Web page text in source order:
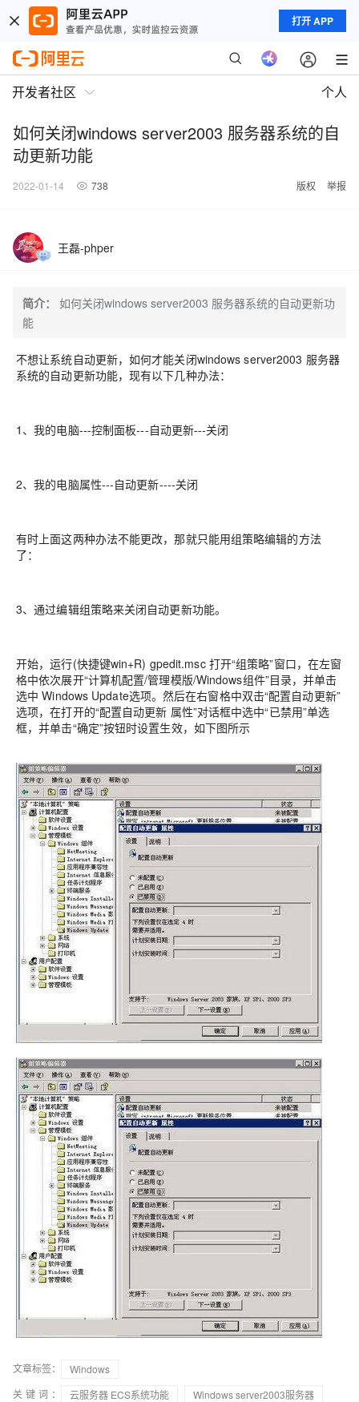
打开 APP
开发者社区 个人
如何关闭windows server2003 服务器系统的自
动更新功能
2022-01-14 738 版权 举报
王磊-phper
简介：
如何关闭windows server2003 服务器系统的自动更新功
能
不想让系统自动更新，如何才能关闭windows server2003 服务器
系统的自动更新功能，现有以下几种办法：
1、我的电脑---控制面板---自动更新---关闭
2、我的电脑属性---自动更新----关闭
有时上面这两种办法不能更改，那就只能用组策略编辑的方法
了：
3、通过编辑组策略来关闭自动更新功能。
开始，运行(快捷键win+R) gpedit.msc 打开“组策略”窗口，在左窗
格中依次展开“计算机配置/管理模版/Windows组件”目录，并单击
选中 Windows Update选项。然后在右窗格中双击“配置自动更新”
选项，在打开的“配置自动更新 属性”对话框中选中“已禁用”单选
框，并单击“确定”按钮时设置生效，如下图所示
文章标签：
Windows
关键词：
云服务器 ECS系统功能
Windows server2003服务器